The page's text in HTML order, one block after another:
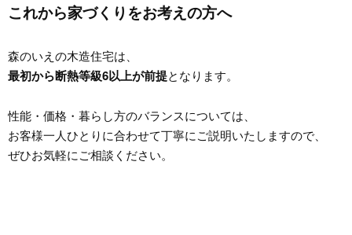
これから家づくりをお考えの方へ
森のいえの木造住宅は、
最初から断熱等級6以上が前提となります。
性能・価格・暮らし方のバランスについては、
お客様一人ひとりに合わせて丁寧にご説明いたしますので、
ぜひお気軽にご相談ください。